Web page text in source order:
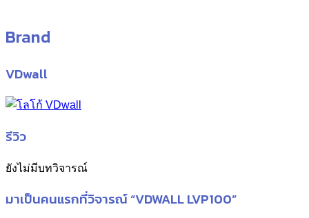
Brand
VDwall
รีวิว
ยังไม่มีบทวิจารณ์
มาเป็นคนแรกที่วิจารณ์ “VDWALL LVP100”